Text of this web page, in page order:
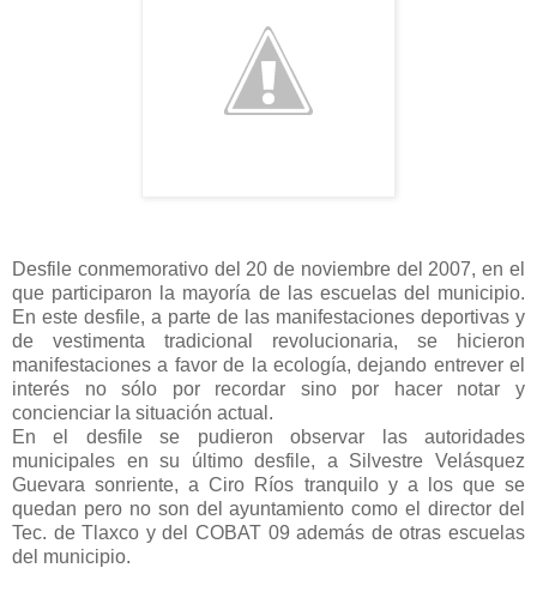
Desfile conmemorativo del 20 de noviembre del 2007, en el
que participaron la mayoría de las escuelas del municipio.
En este desfile, a parte de las manifestaciones deportivas y
de vestimenta tradicional revolucionaria, se hicieron
manifestaciones a favor de la ecología, dejando entrever el
interés no sólo por recordar sino por hacer notar y
concienciar la situación actual.
En el desfile se pudieron observar las autoridades
municipales en su último desfile, a Silvestre Velásquez
Guevara sonriente, a Ciro Ríos tranquilo y a los que se
quedan pero no son del ayuntamiento como el director del
Tec. de Tlaxco y del COBAT 09 además de otras escuelas
del municipio.